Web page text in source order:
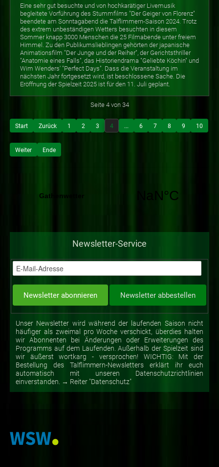
Eine sehr gut besuchte und von hochkarätiger Livemusik
begleitete Vorführung des Stummfilms "Der Geiger von Florenz"
beendete am Sonntagabend die Talflimmern-Saison 2024. Trotz
des extrem unbeständigen Wetters besuchten in diesem
Sommer knapp 3000 Menschen die 25 Filmabende unter freiem
Himmel. Zu den Publikumslieblingen gehörten der japanische
Animationsfilm "Der Junge und der Reiher", der Gerichtsthriller
"Anatomie eines Falls", das Historiendrama "Geliebte Köchin" und
Wim Wenders' "Perfect Days". Dass die Veranstaltung im
nächsten Jahr fortgesetzt wird, ist beschlossene Sache. Die
Eröffnung der Spielzeit 2025 ist für den 11. Juli geplant.
Seite 4 von 34
Start Zurück 1 2 3 4 ... 6 7 8 9 10
Weiter Ende
Newsletter-Service
Unser Newsletter wird während der laufenden Saison nicht
häufiger als zweimal pro Woche verschickt, überdies halten
wir Abonnenten bei Änderungen oder Erweiterungen des
Programms auf dem Laufenden. Außerhalb der Spielzeit sind
wir äußerst wortkarg - versprochen! WICHTIG: Mit der
Bestellung des Talflimmern-Newsletters erklärt ihr euch
automatisch mit unseren Datenschutzrichtlinien
einverstanden. → Reiter "Datenschutz"